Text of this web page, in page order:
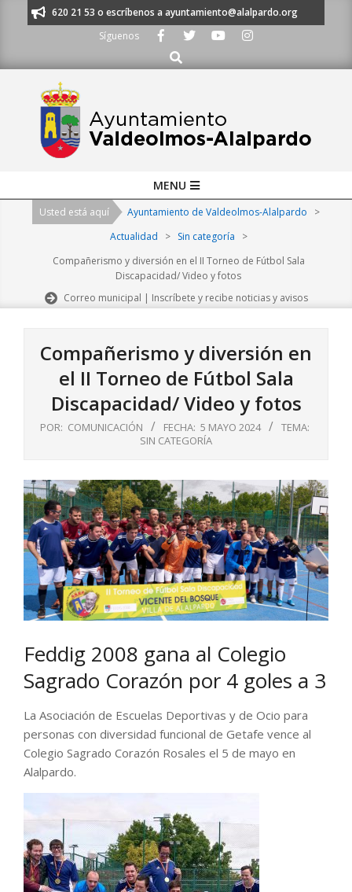
al 91 620 21 53 o escríbenos a ayuntamiento@alalpardo.org
Síguenos
Buscar
Navigation
MENU
Usted está aquí Ayuntamiento de Valdeolmos-Alalpardo
>
Actualidad
> Sin categoría
>
Compañerismo y diversión en el II Torneo de Fútbol Sala
Discapacidad/ Video y fotos
Correo municipal | Inscríbete y recibe noticias y avisos
Compañerismo y diversión en
el II Torneo de Fútbol Sala
Discapacidad/ Video y fotos
POR: COMUNICACIÓN FECHA: 5 MAYO 2024
TEMA:
SIN CATEGORÍA
Feddig 2008 gana al Colegio
Sagrado Corazón por 4 goles a 3
La Asociación de Escuelas Deportivas y de Ocio para
personas con diversidad funcional de Getafe vence al
Colegio Sagrado Corazón Rosales el 5 de mayo en
Alalpardo.